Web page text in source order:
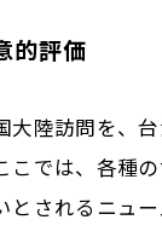
的評価
陸訪問を、
こでは、各種
とされるニュ